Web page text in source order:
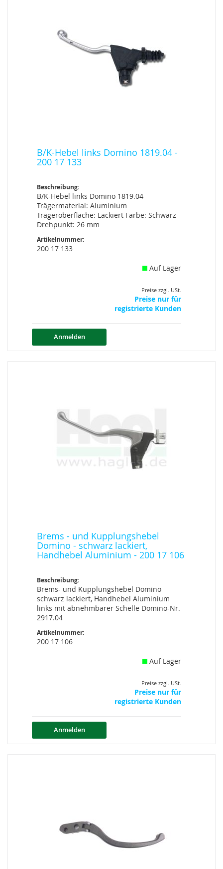
B/K-Hebel links Domino 1819.04 -
200 17 133
Beschreibung:
B/K-Hebel links Domino 1819.04
Trägermaterial: Aluminium
Trägeroberfläche: Lackiert Farbe: Schwarz
Drehpunkt: 26 mm
Artikelnummer:
200 17 133
Auf Lager
Preise zzgl. USt.
Preise nur für
registrierte Kunden
Anmelden
Brems - und Kupplungshebel
Domino - schwarz lackiert,
Handhebel Aluminium - 200 17 106
Beschreibung:
Brems- und Kupplungshebel Domino
schwarz lackiert, Handhebel Aluminium
links mit abnehmbarer Schelle Domino-Nr.
2917.04
Artikelnummer:
200 17 106
Auf Lager
Preise zzgl. USt.
Preise nur für
registrierte Kunden
Anmelden